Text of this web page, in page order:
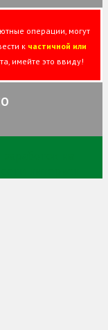
операции, могут
к частичной или
имейте это ввиду!